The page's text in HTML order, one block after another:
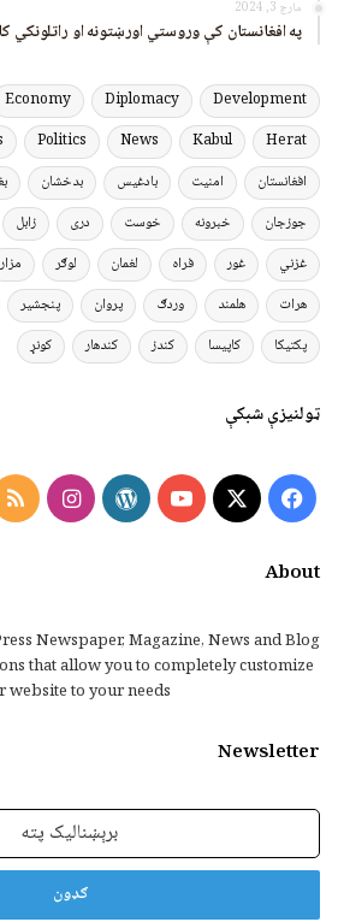
مارچ 3, 2024
په افغانستان کې وروستي اورښتونه او راتلونکي
Development
Diplomacy
Economy
Herat
Kabul
News
Politics
افغانستان
امنیت بادغیس بدخشان
جوزجان
خبرونه خوست دری زابل
غزني
غور فراه لغمان لوګر مزار
هرات
هلمند وردګ پروان پنجشیر
پکتیکا
کاپیسا کندز کندهار کونړ
ټولنیزې شبکې
Facebook
X
YouTube
WordPress
About
Newspaper, Magazine, News and Blog
that allow you to completely customize
website to your needs.
Newsletter
برېښنالیک